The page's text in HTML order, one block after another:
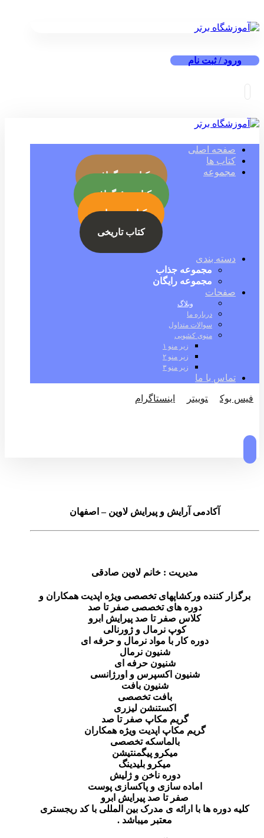
ورود / ثبت نام
صفحه اصلی
کتاب ها
مجموعه
کتاب بیوگرافی
کتاب جئوگرافی
کتاب رمز ارز
کتاب تاریخی
دسته بندی
مجموعه جذاب
مجموعه رایگان
صفحات
وبلاگ
درباره ما
سوالات متداول
منوی کشویی
زیر منو ۱
زیر منو ۲
زیر منو ۳
تماس با ما
فیس بوک توییتر
اینستاگرام
آکادمی آرایش و پیرایش لاوین – اصفهان
مدیریت : خانم لاوین صادقی
برگزار کننده ورکشاپهای تخصصی ویژه اپدیت همکاران و
دوره های تخصصی صفر تا صد
کلاس صفر تا صد پیرایش ابرو
کوپ نرمال و ژورنالی
دوره کار با مواد نرمال و حرفه ای
شنیون نرمال
شنیون حرفه ای
شنیون اکسپرس و اورژانسی
شنیون بافت
بافت تخصصی
اکستنشن لیزری
گریم مکاپ صفر تا صد
گریم مکاپ اپدیت ویژه همکاران
بالماسکه تخصصی
میکرو پیگمنتیشن
میکرو بلیدینگ
دوره ناخن و ژلیش
اماده سازی و پاکسازی پوست
صفر تا صد پیرایش ابرو
کلیه دوره ها با ارائه ی مدرک بین المللی با کد ریجستری
معتبر میباشد .